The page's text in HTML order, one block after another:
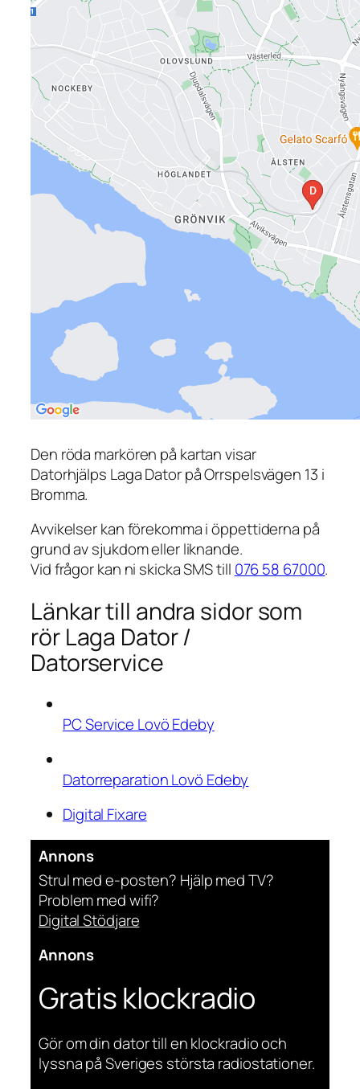
Den röda markören på kartan visar
Datorhjälps Laga Dator på Orrspelsvägen 13 i
Bromma.
Avvikelser kan förekomma i öppettiderna på
grund av sjukdom eller liknande.
Vid frågor kan ni skicka SMS till 076 58 67000.
Länkar till andra sidor som
rör Laga Dator /
Datorservice
PC Service Lovö Edeby
Datorreparation Lovö Edeby
Digital Fixare
Annons
Strul med e-posten? Hjälp med TV?
Problem med wifi?
Digital Stödjare
Annons
Gratis klockradio
Gör om din dator till en klockradio och
lyssna på Sveriges största radiostationer.